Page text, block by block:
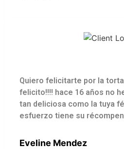
Quiero felicitarte por la
felicito!!!! hace 16 años no
tan deliciosa como la tuya
esfuerzo tiene su
Eveline Mendez